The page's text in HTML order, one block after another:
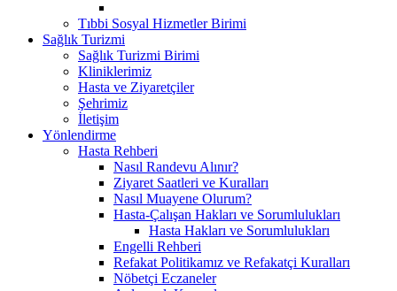
Tıbbi Sosyal Hizmetler Birimi
Sağlık Turizmi
Sağlık Turizmi Birimi
Kliniklerimiz
Hasta ve Ziyaretçiler
Şehrimiz
İletişim
Yönlendirme
Hasta Rehberi
Nasıl Randevu Alınır?
Ziyaret Saatleri ve Kuralları
Nasıl Muayene Olurum?
Hasta-Çalışan Hakları ve Sorumlulukları
Hasta Hakları ve Sorumlulukları
Engelli Rehberi
Refakat Politikamız ve Refakatçi Kuralları
Nöbetçi Eczaneler